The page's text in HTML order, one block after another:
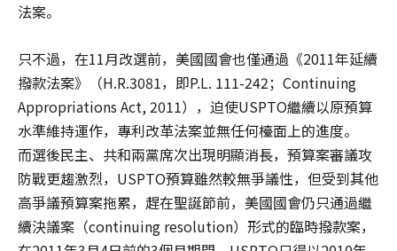
法案。
只不過，在11月改選前，美國國會也僅通過《2011年延續
撥款法案》（H.R.3081，即P.L. 111-242；Continuing
Appropriations Act, 2011），迫使USPTO繼續以原預算
水準維持運作，專利改革法案並無任何檯面上的進度。
而選後民主、共和兩黨席次出現明顯消長，預算案審議攻
防戰更趨激烈，USPTO預算雖然較無爭議性，但受到其他
高爭議預算案拖累，趕在聖誕節前，美國國會仍只通過繼
續決議案（continuing resolution）形式的臨時撥款案，